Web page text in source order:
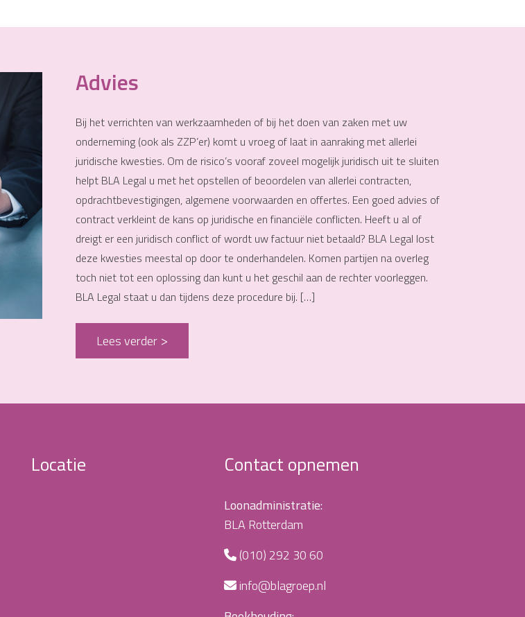
Advies
Bij het verrichten van werkzaamheden of bij het doen van zaken met uw
onderneming (ook als ZZP’er) komt u vroeg of laat in aanraking met allerlei
juridische kwesties. Om de risico’s vooraf zoveel mogelijk juridisch uit te sluiten
helpt BLA Legal u met het opstellen of beoordelen van allerlei contracten,
opdrachtbevestigingen, algemene voorwaarden en offertes. Een goed advies of
contract verkleint de kans op juridische en financiële conflicten. Heeft u al of
dreigt er een juridisch conflict of wordt uw factuur niet betaald? BLA Legal lost
deze kwesties meestal op door te onderhandelen. Komen partijen na overleg
toch niet tot een oplossing dan kunt u het geschil aan de rechter voorleggen.
BLA Legal staat u dan tijdens deze procedure bij. […]
Lees verder
Locatie Contact opnemen
Loonadministratie:
BLA Rotterdam
(010) 292 30 60
info@blagroep.nl